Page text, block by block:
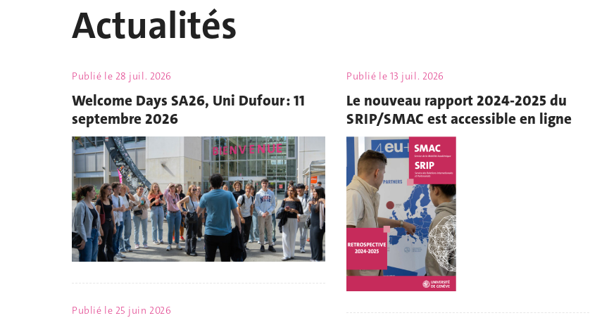
Actualités
Publié le 28 juil. 2026
Welcome Days SA26, Uni Dufour : 11
septembre 2026
Publié le 13 juil. 2026
Le nouveau rapport 2024-2025 du
SRIP/SMAC est accessible en ligne
Publié le 25 juin 2026